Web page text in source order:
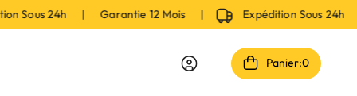
Sous 24h | Garantie 12 Mois | Expédition Sous 24h
Panier:0